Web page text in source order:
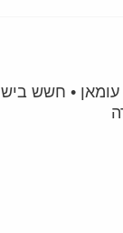
• חשש